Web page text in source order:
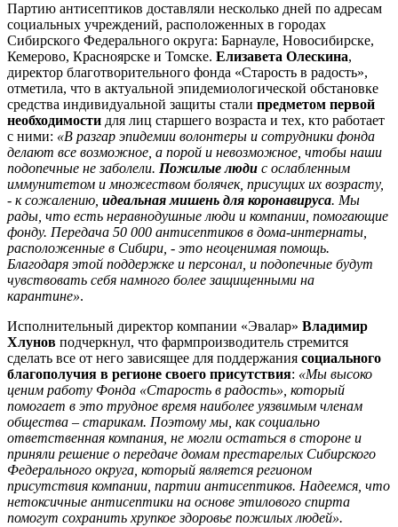
Партию антисептиков доставляли несколько дней по адресам
социальных учреждений, расположенных в городах
Сибирского Федерального округа: Барнауле, Новосибирске,
Кемерово, Красноярске и Томске. Елизавета Олескина,
директор благотворительного фонда «Старость в радость»,
отметила, что в актуальной эпидемиологической обстановке
средства индивидуальной защиты стали предметом первой
необходимости для лиц старшего возраста и тех, кто работает
с ними: «В разгар эпидемии волонтеры и сотрудники фонда
делают все возможное, а порой и невозможное, чтобы наши
подопечные не заболели. Пожилые люди с ослабленным
иммунитетом и множеством болячек, присущих их возрасту,
- к сожалению, идеальная мишень для коронавируса. Мы
рады, что есть неравнодушные люди и компании, помогающие
фонду. Передача 50 000 антисептиков в дома-интернаты,
расположенные в Сибири, - это неоценимая помощь.
Благодаря этой поддержке и персонал, и подопечные будут
чувствовать себя намного более защищенными на
карантине».
Исполнительный директор компании «Эвалар» Владимир
Хлунов подчеркнул, что фармпроизводитель стремится
сделать все от него зависящее для поддержания социального
благополучия в регионе своего присутствия: «Мы высоко
ценим работу Фонда «Старость в радость», который
помогает в это трудное время наиболее уязвимым членам
общества – старикам. Поэтому мы, как социально
ответственная компания, не могли остаться в стороне и
приняли решение о передаче домам престарелых Сибирского
Федерального округа, который является регионом
присутствия компании, партии антисептиков. Надеемся, что
нетоксичные антисептики на основе этилового спирта
помогут сохранить хрупкое здоровье пожилых людей».